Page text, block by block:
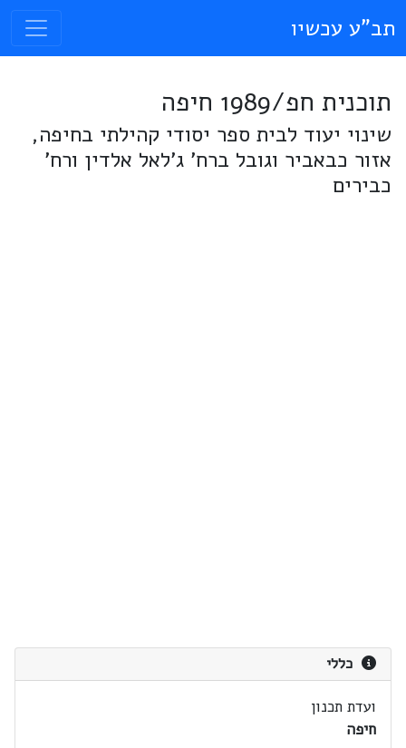
תב"ע עכשיו
תוכנית חפ/1989 חיפה
שינוי יעוד לבית ספר יסודי קהילתי בחיפה,
אזור כבאביר וגובל ברח' ג'לאל אלדין ורח'
כבירים
כללי
ועדת תכנון
חיפה